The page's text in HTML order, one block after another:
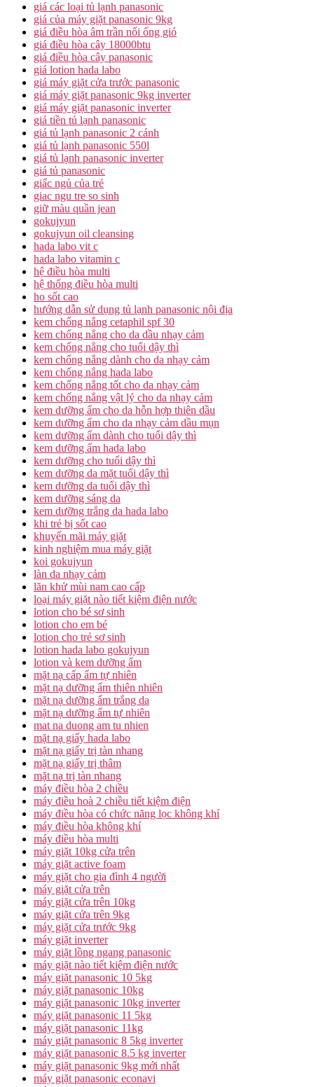
giá các loại tủ lạnh panasonic
giá của máy giặt panasonic 9kg
giá điều hòa âm trần nối ống gió
giá điều hòa cây 18000btu
giá điều hòa cây panasonic
giá lotion hada labo
giá máy giặt cửa trước panasonic
giá máy giặt panasonic 9kg inverter
giá máy giặt panasonic inverter
giá tiền tủ lạnh panasonic
giá tủ lạnh panasonic 2 cánh
giá tủ lạnh panasonic 550l
giá tủ lạnh panasonic inverter
giá tủ panasonic
giấc ngủ của trẻ
giac ngu tre so sinh
giữ màu quần jean
gokujyun
gokujyun oil cleansing
hada labo vit c
hada labo vitamin c
hệ điều hòa multi
hệ thống điều hòa multi
ho sốt cao
hướng dẫn sử dụng tủ lạnh panasonic nội địa
kem chống nắng cetaphil spf 30
kem chống nắng cho da dầu nhạy cảm
kem chống nắng cho tuổi dậy thì
kem chống nắng dành cho da nhạy cảm
kem chống nắng hada labo
kem chống nắng tốt cho da nhạy cảm
kem chống nắng vật lý cho da nhạy cảm
kem dưỡng ẩm cho da hỗn hợp thiên dầu
kem dưỡng ẩm cho da nhạy cảm dầu mụn
kem dưỡng ẩm dành cho tuổi dậy thì
kem dưỡng ẩm hada labo
kem dưỡng cho tuổi dậy thì
kem dưỡng da mặt tuổi dậy thì
kem dưỡng da tuổi dậy thì
kem dưỡng sáng da
kem dưỡng trắng da hada labo
khi trẻ bị sốt cao
khuyến mãi máy giặt
kinh nghiệm mua máy giặt
koi gokujyun
làn da nhạy cảm
lăn khử mùi nam cao cấp
loại máy giặt nào tiết kiệm điện nước
lotion cho bé sơ sinh
lotion cho em bé
lotion cho trẻ sơ sinh
lotion hada labo gokujyun
lotion và kem dưỡng ẩm
mặt nạ cấp ẩm tự nhiên
mặt nạ dưỡng ẩm thiên nhiên
mặt nạ dưỡng ẩm trắng da
mặt nạ dưỡng ẩm tự nhiên
mat na duong am tu nhien
mặt nạ giấy hada labo
mặt nạ giấy trị tàn nhang
mặt nạ giấy trị thâm
mặt nạ trị tàn nhang
máy điều hòa 2 chiều
máy điều hoà 2 chiều tiết kiệm điện
máy điều hòa có chức năng lọc không khí
máy điều hòa không khí
máy điều hòa multi
máy giặt 10kg cửa trên
máy giặt active foam
máy giặt cho gia đình 4 người
máy giặt cửa trên
máy giặt cửa trên 10kg
máy giặt cửa trên 9kg
máy giặt cửa trước 9kg
máy giặt inverter
máy giặt lồng ngang panasonic
máy giặt nào tiết kiệm điện nước
máy giặt panasonic 10 5kg
máy giặt panasonic 10kg
máy giặt panasonic 10kg inverter
máy giặt panasonic 11 5kg
máy giặt panasonic 11kg
máy giặt panasonic 8 5kg inverter
máy giặt panasonic 8.5 kg inverter
máy giặt panasonic 9kg mới nhất
máy giặt panasonic econavi